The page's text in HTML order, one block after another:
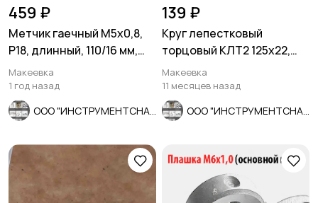
459 ₽
Метчик гаечный М5х0,8,
Р18, длинный, 110/16 мм,
основной шаг, СССР.
Макеевка
1 год назад
139 ₽
Круг лепестковый
торцовый КЛТ2 125х22,
Zircon, зерно 60, ZK,
крупное.
Макеевка
11 месяцев назад